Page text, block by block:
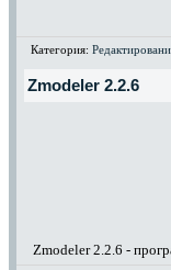
Категория:
Zmodeler 2.2.6
Zmodeler 2.2.6 -